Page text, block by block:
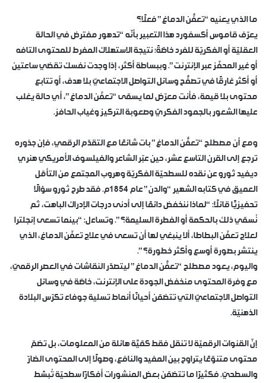
ما الذي يعنيه “تعفُّن الدماغ” فعلًا؟
يعرّف قاموس أكسفورد هذا التعبير بأنّه “تدهور مفترض في الحالة
العقليّة أو الفكريّة للفرد خاصّةً؛ نتيجة الاستهلاك المفرط للمحتوى التافه
أو غير المحفّز عبر الإنترنت”. وببساطة أكثر، إذا وجدت نفسك تقضي ساعتين
أو أكثر غارقًا في تصفُّح وسائل التواصل الاجتماعيّ بلا هدف، أو تتابع
محتوى بلا قيمة، فأنت معرّض لما يسمّى “تعفّن الدماغ”، أي حالة يغلب
عليها الشعور بالجمود الفكريّ وصعوبة التركيز وغياب الحافز.
ومع أن مصطلح “تعفُّن الدماغ” بات شائعًا مع التقدّم الرقمي، فإن جذوره
ترجع إلى القرن التاسع عشر، حين عبّر الشاعر والفيلسوف الأمريكي هنري
ديفيد ثورو عن نقده للسطحيّة الفكريّة وهروب المجتمع من التأمّل
العميق في كتابه الشهير “والدن” عام 1854م. فقد طرح ثورو سؤالًا
تحفيزيًّا قائلًا: “لماذا ننخفض دائمًا إلى أدنى درجات الإدراك الباهت، ثم
نُسمّي ذلك بالحكمة أو الفطرة السليمة؟”. وتساءل: “بينما تسعى إنجلترا
لعلاج تعفّن البطاطا، ألا ينبغي لها أن تسعى في علاج تعفّن الدماغ، الذي
ينتشر بصورة أوسع وأكثر خطورة؟”.
واليوم، يعود مصطلح “تعفُّن الدماغ” ليتصدّر النقاشات في العصر الرقميّ،
مع وفرة المحتوى منخفض الجودة على الإنترنت، خاصّة في وسائل
التواصل الاجتماعيّ التي تتضمّن أحيانًا أنماط تسلية جوفاء تكرّس البلادة
الذهنيّة.
إنّ القنوات الرقميّة لا تنقل فقط كمّيَّة هائلة من المعلومات، بل تضمّ
محتوى متنوّعًا يتراوح بين المفيد والنافع، وصولًا إلى المحتوى الضارّ
والسطحيّ. فكثيرًا ما تتضمّن بعض المنشورات أفكارًا سطحيّة تُبسِّط